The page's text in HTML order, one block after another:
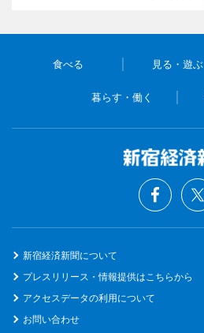
食べる 見る・遊ぶ
暮らす・働く
新宿経済新聞について
プレスリリース・情報提供はこちらから
アクセスデータの利用について
お問い合わせ